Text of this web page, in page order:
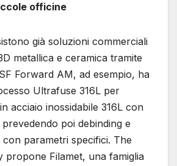
officine
già soluzioni commerciali
metallica e ceramica tramite
Forward AM, ad esempio, ha
Ultrafuse 316L per
acciaio inossidabile 316L con
poi debinding e
parametri specifici. The
propone Filamet, una famiglia